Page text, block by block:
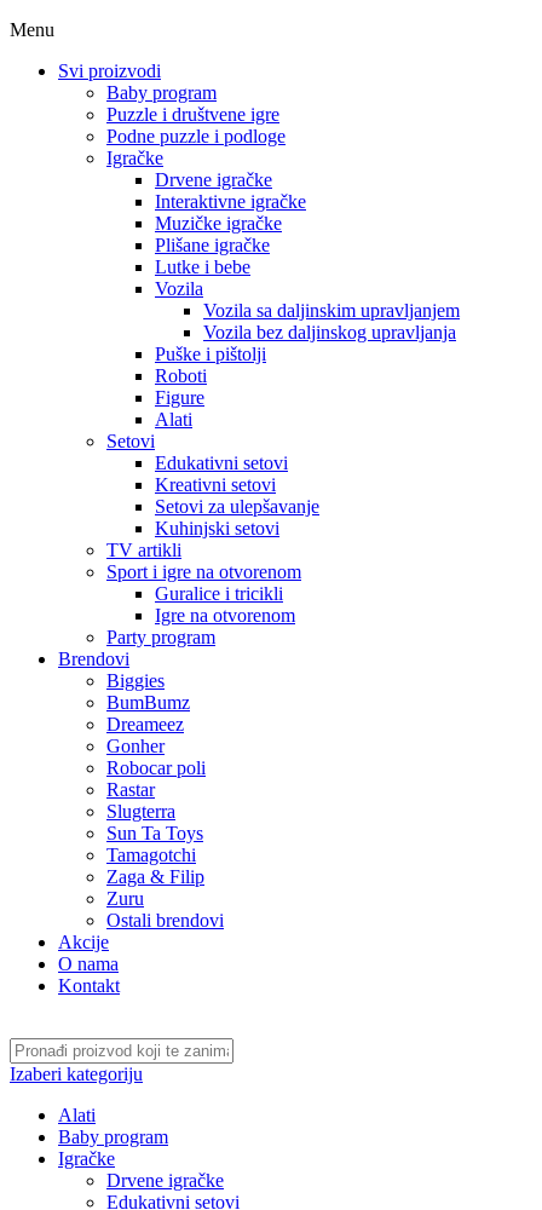
Menu
Svi proizvodi
Baby program
Puzzle i društvene igre
Podne puzzle i podloge
Igračke
Drvene igračke
Interaktivne igračke
Muzičke igračke
Plišane igračke
Lutke i bebe
Vozila
Vozila sa daljinskim upravljanjem
Vozila bez daljinskog upravljanja
Puške i pištolji
Roboti
Figure
Alati
Setovi
Edukativni setovi
Kreativni setovi
Setovi za ulepšavanje
Kuhinjski setovi
TV artikli
Sport i igre na otvorenom
Guralice i tricikli
Igre na otvorenom
Party program
Brendovi
Biggies
BumBumz
Dreameez
Gonher
Robocar poli
Rastar
Slugterra
Sun Ta Toys
Tamagotchi
Zaga & Filip
Zuru
Ostali brendovi
Akcije
O nama
Kontakt
Izaberi kategoriju
Alati
Baby program
Igračke
Drvene igračke
Edukativni setovi